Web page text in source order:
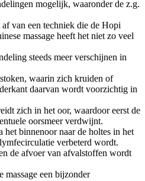
mogelijk, waaronder de z.g.
van een techniek die de Hopi
massage heeft het niet zo veel
steeds meer verschijnen in
waarin zich kruiden of
daarvan wordt voorzichtig in
zich in het oor, waardoor eerst de
oorsmeer verdwijnt.
binnenoor naar de holtes in het
verbeterd wordt.
de afvoer van afvalstoffen wordt
massage een bijzonder